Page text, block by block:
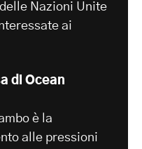
Nazioni Unite
ai
di Ocean
è la
alle pressioni